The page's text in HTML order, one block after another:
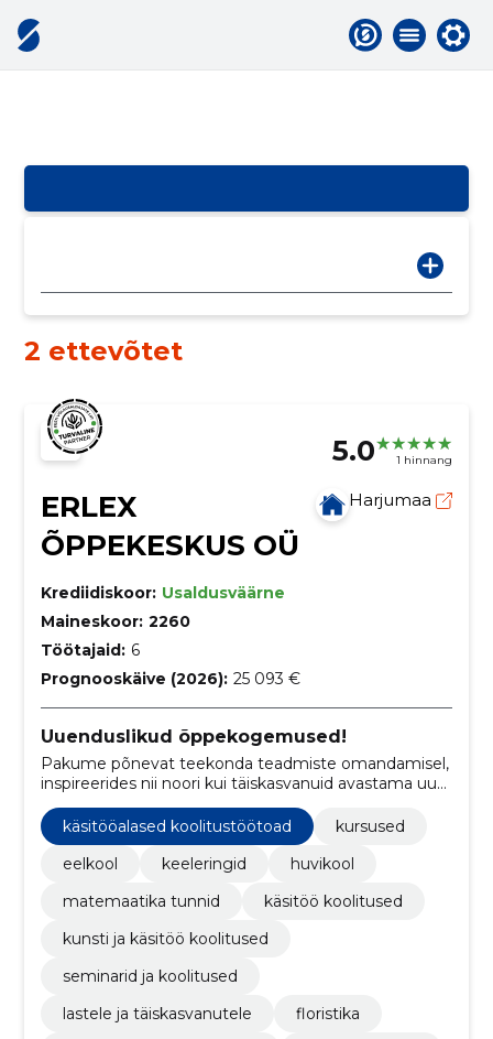
2 ettevõtet
5.0 1 hinnang
ERLEX
ÕPPEKESKUS OÜ
Harjumaa
Krediidiskoor: Usaldusväärne
Maineskoor: 2260
Töötajaid: 6
Prognooskäive (2026): 25 093 €
Uuenduslikud õppekogemused!
Pakume põnevat teekonda teadmiste omandamisel,
inspireerides nii noori kui täiskasvanuid avastama uusi
valdkondi ja oskusi.
käsitööalased koolitustöötoad
kursused
eelkool
keeleringid
huvikool
matemaatika tunnid
käsitöö koolitused
kunsti ja käsitöö koolitused
seminarid ja koolitused
lastele ja täiskasvanutele
floristika